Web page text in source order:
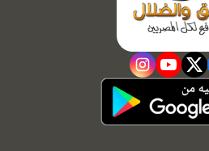
twitter
youtube
instagram